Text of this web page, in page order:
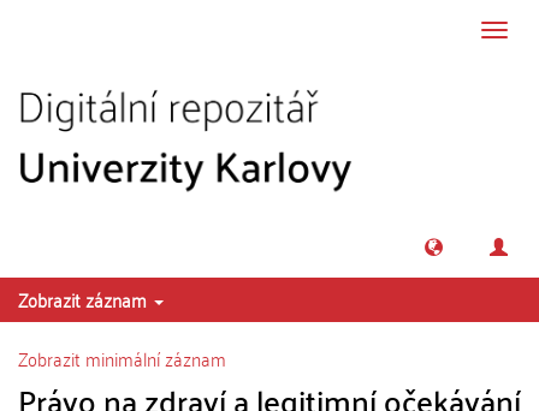
Zobrazit záznam
Zobrazit minimální záznam